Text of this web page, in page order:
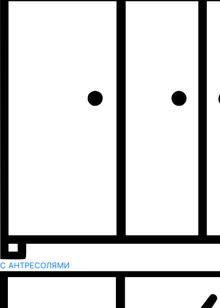
С АНТРЕСОЛЯМИ